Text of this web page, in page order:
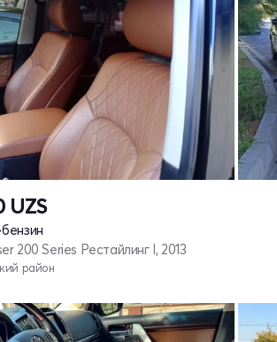
UZS
бензин
200 Series Рестайлинг I, 2013
район